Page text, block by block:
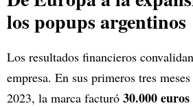
los popups argentinos
Los resultados financieros
empresa. En sus primeros tres
2023, la marca facturó 30.000